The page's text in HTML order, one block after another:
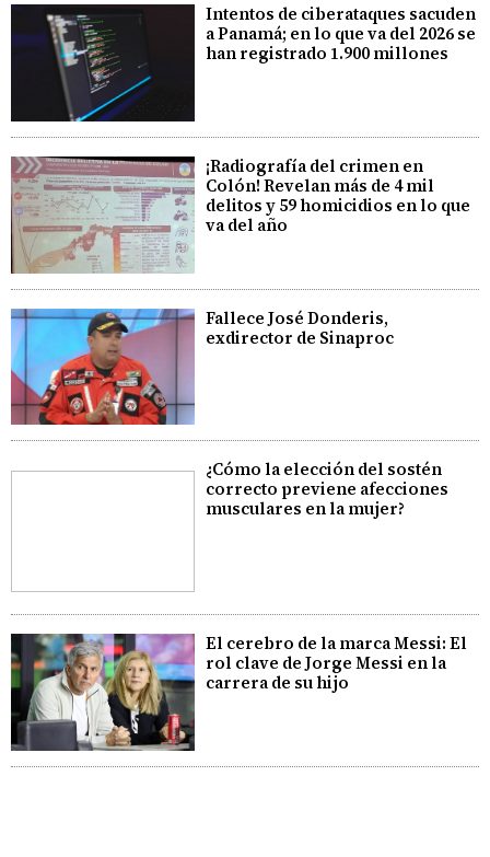
Intentos de ciberataques sacuden
a Panamá; en lo que va del 2026 se
han registrado 1.900 millones
¡Radiografía del crimen en
Colón! Revelan más de 4 mil
delitos y 59 homicidios en lo que
va del año
Fallece José Donderis,
exdirector de Sinaproc
¿Cómo la elección del sostén
correcto previene afecciones
musculares en la mujer?
El cerebro de la marca Messi: El
rol clave de Jorge Messi en la
carrera de su hijo